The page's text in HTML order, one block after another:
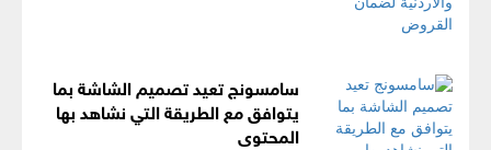
سامسونج تعيد تصميم الشاشة بما
يتوافق مع الطريقة التي نشاهد بها
المحتوى